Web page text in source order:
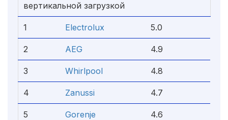
вертикальной загрузкой
1 Electrolux 5.0
2 AEG 4.9
3 Whirlpool 4.8
4 Zanussi 4.7
5 Gorenje 4.6